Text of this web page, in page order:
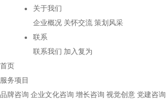
关于我们
企业概况 关怀交流 策划风采
联系
联系我们 加入复为
首页
服务项目
品牌咨询 企业文化咨询 增长咨询 视觉创意 党建咨询